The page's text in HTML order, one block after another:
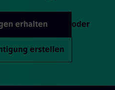
erhalten oder
erstellen